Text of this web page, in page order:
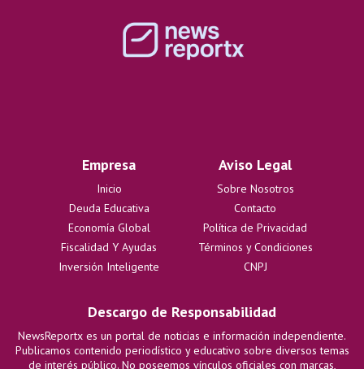
Empresa
Inicio
Deuda Educativa
Economía Global
Fiscalidad Y Ayudas
Inversión Inteligente
Aviso Legal
Sobre Nosotros
Contacto
Política de Privacidad
Términos y Condiciones
CNPJ
Descargo de Responsabilidad
NewsReportx es un portal de noticias e información independiente.
Publicamos contenido periodístico y educativo sobre diversos temas
de interés público. No poseemos vínculos oficiales con marcas,